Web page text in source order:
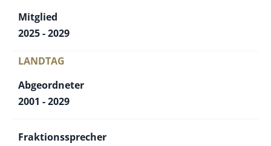
Mitglied
2025 - 2029
LANDTAG
Abgeordneter
2001 - 2029
Fraktionssprecher